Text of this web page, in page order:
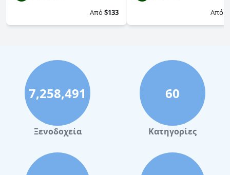
Από$133
Από
7,258,491
Ξενοδοχεία
60
Κατηγορίες